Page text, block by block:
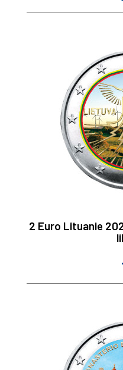
2 Euro Lituanie